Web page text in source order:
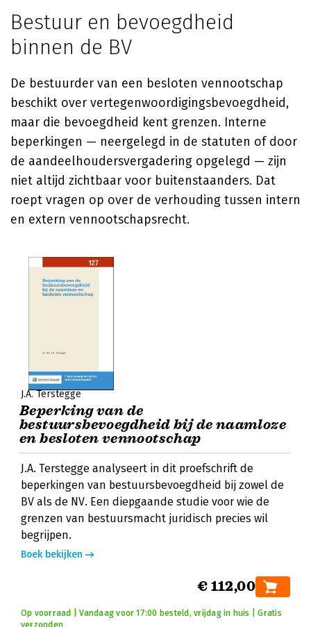
Bestuur en bevoegdheid
binnen de BV
De bestuurder van een besloten vennootschap
beschikt over vertegenwoordigingsbevoegdheid,
maar die bevoegdheid kent grenzen. Interne
beperkingen — neergelegd in de statuten of door
de aandeelhoudersvergadering opgelegd — zijn
niet altijd zichtbaar voor buitenstaanders. Dat
roept vragen op over de verhouding tussen intern
en extern vennootschapsrecht.
J.A. Terstegge
Beperking van de
bestuursbevoegdheid bij de naamloze
en besloten vennootschap
J.A. Terstegge analyseert in dit proefschrift de
beperkingen van bestuursbevoegdheid bij zowel de
BV als de NV. Een diepgaande studie voor wie de
grenzen van bestuursmacht juridisch precies wil
begrijpen.
Boek bekijken
€ 112,00
Op voorraad | Vandaag voor 17:00 besteld, vrijdag in huis | Gratis
verzonden